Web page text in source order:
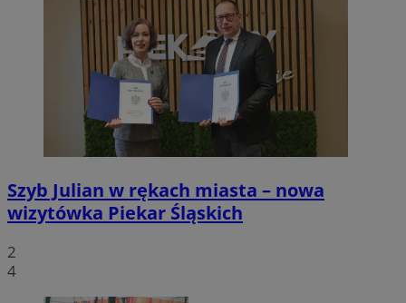
Szyb Julian w rękach miasta – nowa
wizytówka Piekar Śląskich
2
4